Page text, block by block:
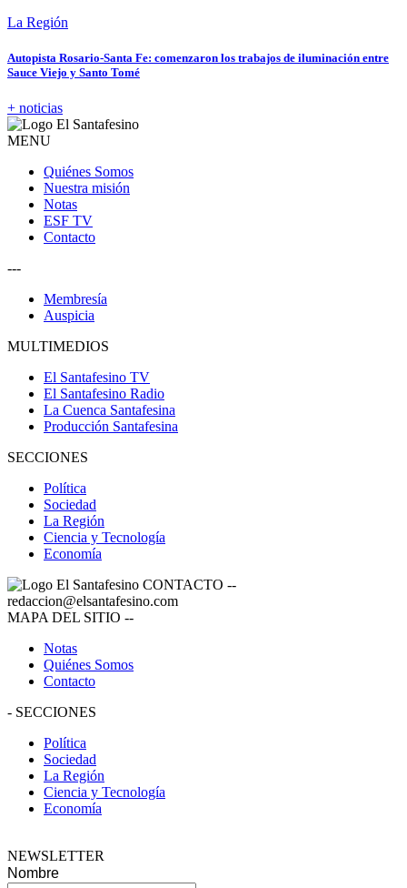
La Región
Autopista Rosario-Santa Fe: comenzaron los trabajos de iluminación entre
Sauce Viejo y Santo Tomé
+ noticias
MENU
Quiénes Somos
Nuestra misión
Notas
ESF TV
Contacto
---
Membresía
Auspicia
MULTIMEDIOS
El Santafesino TV
El Santafesino Radio
La Cuenca Santafesina
Producción Santafesina
SECCIONES
Política
Sociedad
La Región
Ciencia y Tecnología
Economía
CONTACTO --
redaccion@elsantafesino.com
MAPA DEL SITIO --
Notas
Quiénes Somos
Contacto
- SECCIONES
Política
Sociedad
La Región
Ciencia y Tecnología
Economía
NEWSLETTER
Nombre